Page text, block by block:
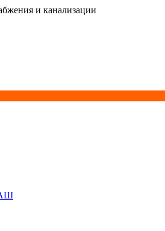
и канализации